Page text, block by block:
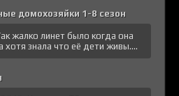
домохозяйки 1-8 сезон
жалко линет было когда она
хотя знала что её дети живы....